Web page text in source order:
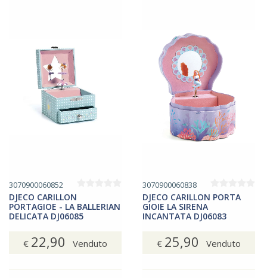
3070900060852
DJECO CARILLON
PORTAGIOE - LA BALLERIAN
DELICATA DJ06085
€ 22,90 Venduto
3070900060838
DJECO CARILLON PORTA
GIOIE LA SIRENA
INCANTATA DJ06083
€ 25,90 Venduto